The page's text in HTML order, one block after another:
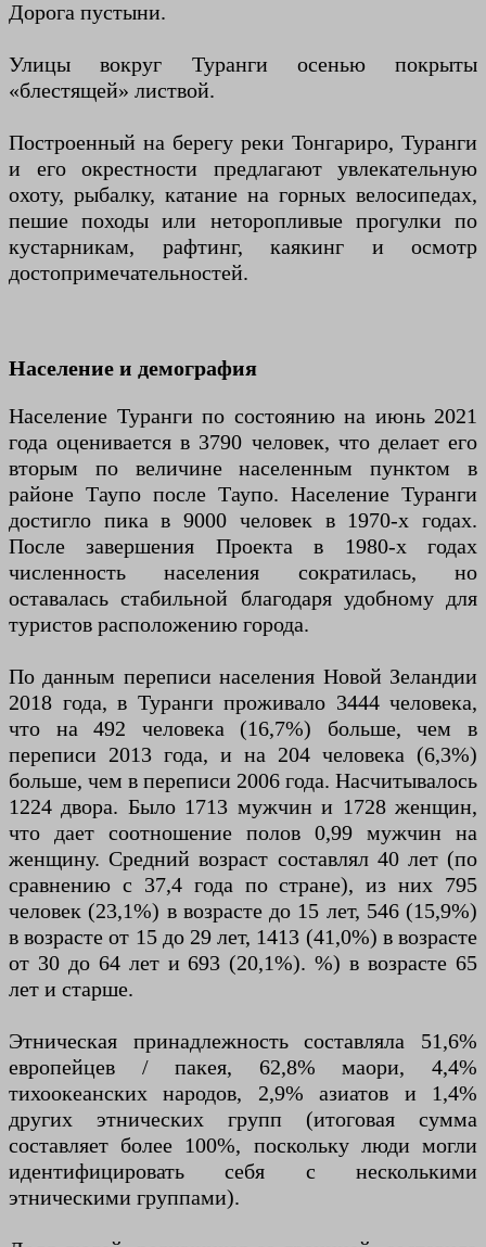
Дорога пустыни.
Улицы вокруг Туранги осенью покрыты
«блестящей» листвой.
Построенный на берегу реки Тонгариро, Туранги
и его окрестности предлагают увлекательную
охоту, рыбалку, катание на горных велосипедах,
пешие походы или неторопливые прогулки по
кустарникам, рафтинг, каякинг и осмотр
достопримечательностей.
Население и демография
Население Туранги по состоянию на июнь 2021
года оценивается в 3790 человек, что делает его
вторым по величине населенным пунктом в
районе Таупо после Таупо. Население Туранги
достигло пика в 9000 человек в 1970-х годах.
После завершения Проекта в 1980-х годах
численность населения сократилась, но
оставалась стабильной благодаря удобному для
туристов расположению города.
По данным переписи населения Новой Зеландии
2018 года, в Туранги проживало 3444 человека,
что на 492 человека (16,7%) больше, чем в
переписи 2013 года, и на 204 человека (6,3%)
больше, чем в переписи 2006 года. Насчитывалось
1224 двора. Было 1713 мужчин и 1728 женщин,
что дает соотношение полов 0,99 мужчин на
женщину. Средний возраст составлял 40 лет (по
сравнению с 37,4 года по стране), из них 795
человек (23,1%) в возрасте до 15 лет, 546 (15,9%)
в возрасте от 15 до 29 лет, 1413 (41,0%) в возрасте
от 30 до 64 лет и 693 (20,1%). %) в возрасте 65
лет и старше.
Этническая принадлежность составляла 51,6%
европейцев / пакея, 62,8% маори, 4,4%
тихоокеанских народов, 2,9% азиатов и 1,4%
других этнических групп (итоговая сумма
составляет более 100%, поскольку люди могли
идентифицировать себя с несколькими
этническими группами).